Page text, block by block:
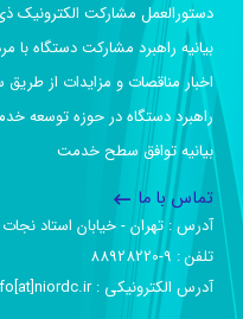
دستورالعمل مشارکت الکترونیک
بیانیه راهبرد مشارکت دستگاه با
اخبار مناقصات و مزایدات از طریق
راهبرد دستگاه در حوزه توسعه
بیانیه توافق سطح خدمت
تماس با ما
آدرس :‌ تهران - خیابان استاد نجات
تلفن :‌ 9-88928220
آدرس الکترونیکی :‌ info[at]niordc.ir